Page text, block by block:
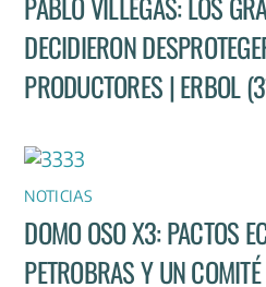
DECIDIERON
PRODUCTORES | ERBOL
NOTICIAS
DOMO OSO X3: PACTOS
PETROBRAS Y UN